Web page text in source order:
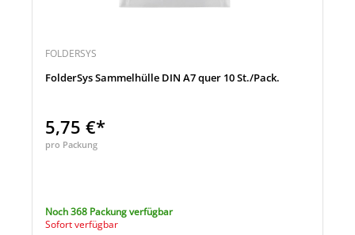
FOLDERSYS
FolderSys Sammelhülle DIN A7 quer 10 St./Pack.
5,75 €*
pro Packung
Noch 368 Packung verfügbar
Sofort verfügbar